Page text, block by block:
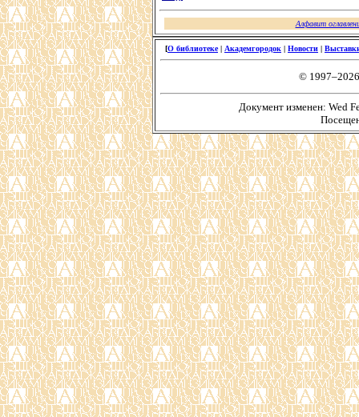
Алфавит
[О библиотеке| Академгородок | Новости |
©
Документ изменен: Wed